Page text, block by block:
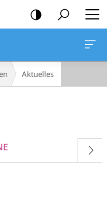
Aktuelles